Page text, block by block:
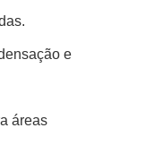
e
áreas